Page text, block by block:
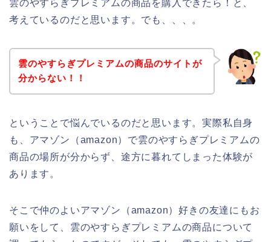
雲のやすらぎプレミアムの商品を購入できたら！と、
考えているのだと思います。でも、、、。
雲のやすらぎプレミアムの商品のサイトが
分からない！！
ということで悩んでいるのだと思います。実際私自身
も、アマゾン（amazon）で雲のやすらぎプレミアムの
商品の場所が分からず、途方に暮れてしまった体験が
あります。
そこで仲のよいアマゾン（amazon）好きの友達にもお
願いをして、雲のやすらぎプレミアムの商品について